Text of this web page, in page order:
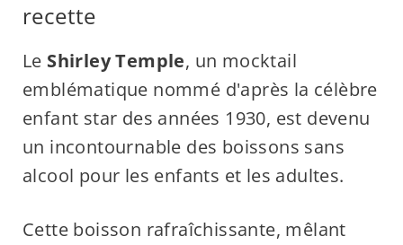
recette
Le Shirley Temple, un mocktail
emblématique nommé d'après la célèbre
enfant star des années 1930, est devenu
un incontournable des boissons sans
alcool pour les enfants et les adultes.
Cette boisson rafraîchissante, mêlant